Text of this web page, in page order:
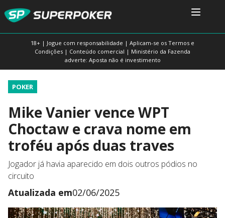
18+ | Jogue com responsabilidade | Aplicam-se os Termos e
Condições | Conteúdo comercial | Ministério da Fazenda
adverte: Aposta não é investimento
POKER
Mike Vanier vence WPT
Choctaw e crava nome em
troféu após duas traves
Jogador já havia aparecido em dois outros pódios no
circuito
Atualizada em02/06/2025